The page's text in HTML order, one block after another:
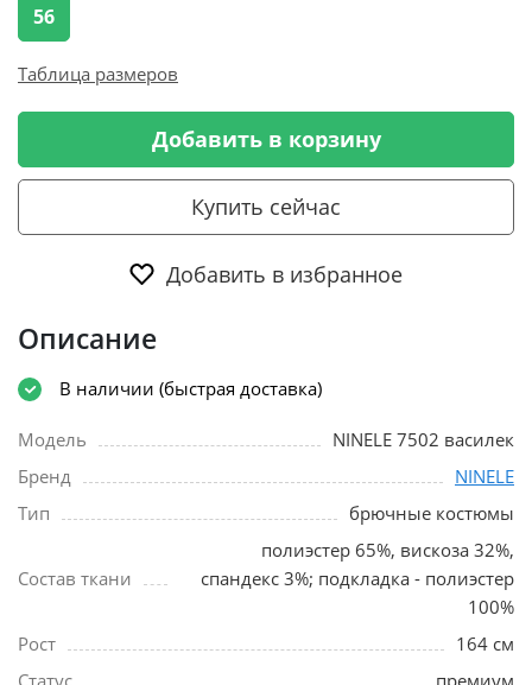
56
Таблица размеров
Добавить в корзину
Купить сейчас
Добавить в избранное
Описание
В наличии (быстрая доставка)
Модель
NINELE 7502 василек
Бренд
NINELE
Тип
брючные костюмы
Состав ткани
полиэстер 65%, вискоза 32%,
спандекс 3%; подкладка - полиэстер
100%
Рост
164 см
Статус
премиум